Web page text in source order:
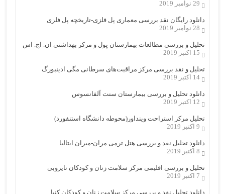
29 نوامبر 2019
دانلود رایگان نقد بررسی معماری پل فلزی-تاریخچه پل فلزی
28 نوامبر 2019
تحلیل و بررسی مطالعات بیمارستان پول و مرکز بهداشتی ان. اچ. اس
15 اکتبر 2019
تحلیل و نقد بررسی مرکز مراقبت‌های سرطانی مگی ادینبورگ
14 اکتبر 2019
دانلود تحلیل و بررسی بیمارستان سنت آلفانسوس
12 اکتبر 2019
تحلیل مرکز استراحت وینداور(محوطه دانشگاه استنفورد)
9 اکتبر 2019
دانلود تحلیل نقد و بررسی هتل ترمی مران-میران ایتالیا
8 اکتبر 2019
تحلیل و بررسی اقلیمی مرکز سلامت زنان و کودکان نایروبی
7 اکتبر 2019
دانلود تحلیل نقد و بررسی مرکز سلامت زنان و کودکان کنیا